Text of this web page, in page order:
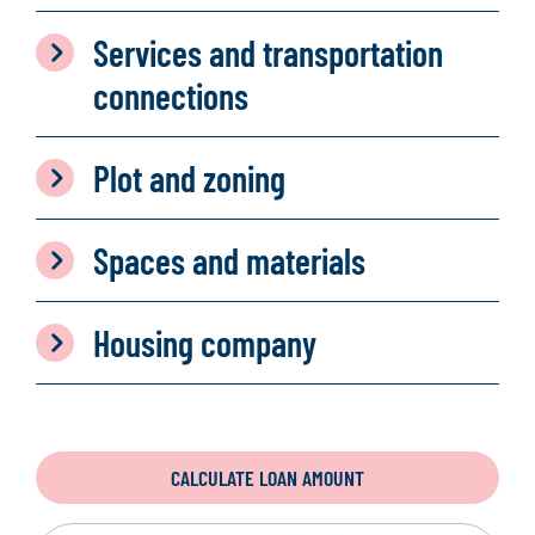
Services and transportation
connections
Plot and zoning
Spaces and materials
Housing company
CALCULATE LOAN AMOUNT